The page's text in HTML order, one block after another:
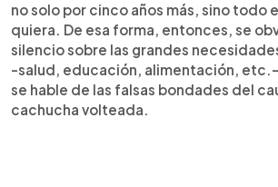
no solo por cinco años más, sino todo
quiera. De esa forma, entonces, se
silencio sobre las grandes
-salud, educación, alimentación,
se hable de las falsas bondades del
cachucha volteada.